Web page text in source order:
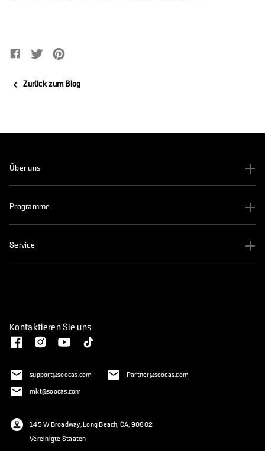
Auf Facebook teilen
Öffnet in einem neuen Fenster.
Auf Twitter tweeten
Öffnet in einem neuen Fenster.
Auf Pinterest pinnen
Öffnet in einem neuen Fenster.
Zurück zum Blog
Über uns
Programme
Service
Kontaktieren Sie uns
support@soocas.com
Partner@soocas.com
mkt@soocas.com
145 W Broadway, Long Beach, CA, 90802
Vereinigte Staaten